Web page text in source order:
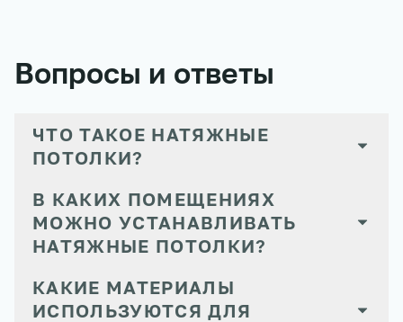
Вопросы и ответы
ЧТО ТАКОЕ НАТЯЖНЫЕ
ПОТОЛКИ?
В КАКИХ ПОМЕЩЕНИЯХ
МОЖНО УСТАНАВЛИВАТЬ
НАТЯЖНЫЕ ПОТОЛКИ?
КАКИЕ МАТЕРИАЛЫ
ИСПОЛЬЗУЮТСЯ ДЛЯ